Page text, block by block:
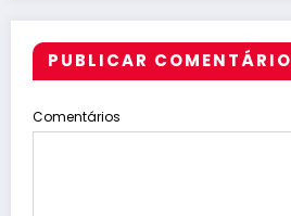
PUBLICAR COMENTÁRIO
Comentários